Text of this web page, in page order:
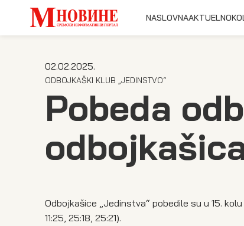
NASLOVNAAKTUELNO
02.02.2025.
ODBOJKAŠKI KLUB „JEDINSTVO“
Pobeda
Odbojkašice „Jedinstva“ pobedile su u 15.
11:25, 25:18, 25:21).